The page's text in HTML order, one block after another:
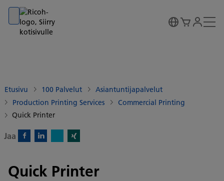
Go to banner
Go to content
Go to footer
Etusivu 100 Palvelut
Asiantuntijapalvelut
Production Printing Services
Commercial Printing
Quick Printer
Jaa
Quick Printer